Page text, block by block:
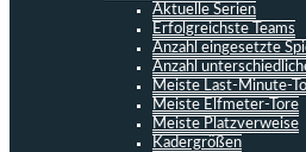
Aktuelle Serien
Erfolgreichste Teams
Anzahl eingesetzte
Anzahl
Meiste Last-Minute-
Meiste Elfmeter-Tore
Meiste Platzverweise
Kadergrößen